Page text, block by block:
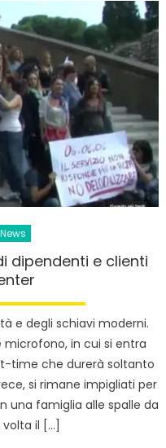
News
dipendenti e clienti
e degli schiavi moderni.
in cui si entra
time che durerà soltanto
si rimane impigliati per
una famiglia alle spalle da
il […]